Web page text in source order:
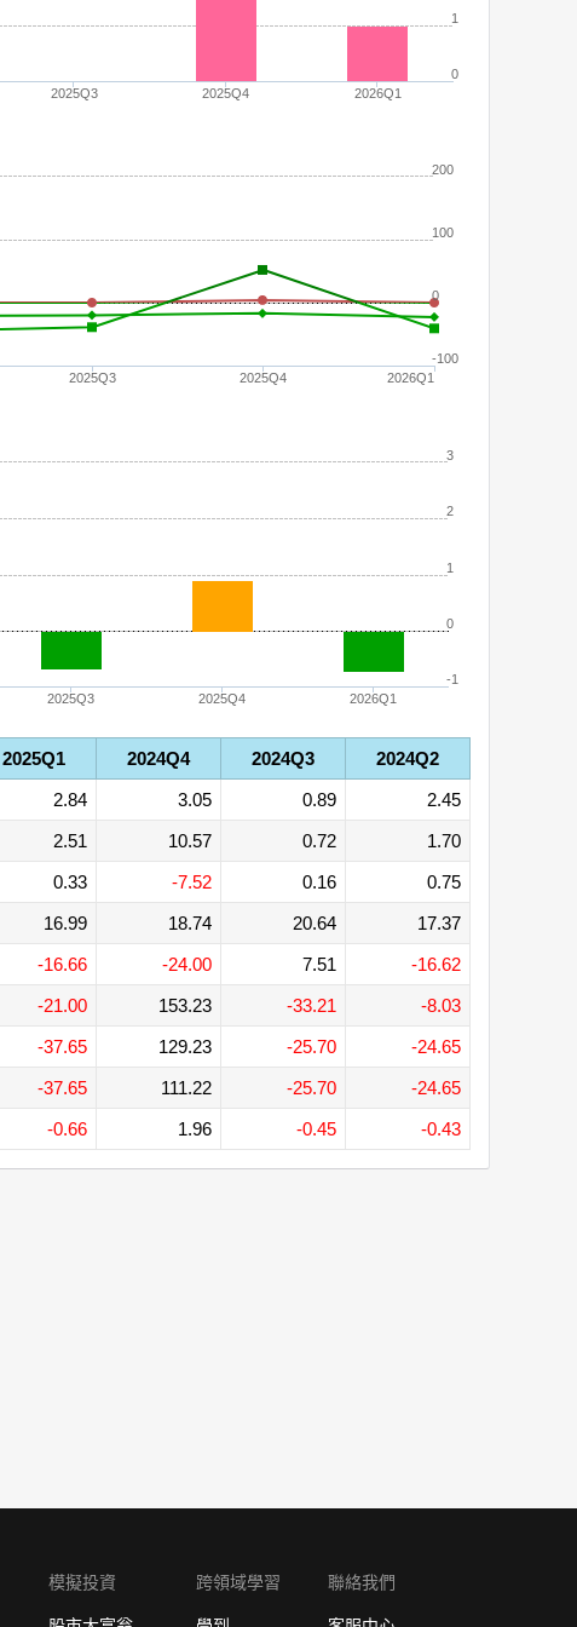
2025Q3 2025Q4 2026Q1
0
1
2025Q3 2025Q4 2026Q1
-100
0
100
200
2025Q3 2025Q4 2026Q1
-1
0
1
2
3
2025Q1 2024Q4 2024Q3
2024Q2
2.84 3.05 0.89
2.45
2.51 10.57 0.72
1.70
0.33 -7.52 0.16
0.75
16.99 18.74 20.64
17.37
-16.66 -24.00 7.51
-16.62
-21.00 153.23 -33.21
-8.03
-37.65 129.23 -25.70
-24.65
-37.65 111.22 -25.70
-24.65
-0.66 1.96 -0.45 -0.43
模擬投資 跨領域學習 聯絡我們